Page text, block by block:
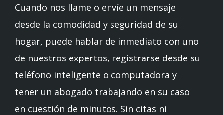
Cuando nos llame o envíe un mensaje
desde la comodidad y seguridad de su
hogar, puede hablar de inmediato con uno
de nuestros expertos, registrarse desde su
teléfono inteligente o computadora y
tener un abogado trabajando en su caso
en cuestión de minutos. Sin citas ni